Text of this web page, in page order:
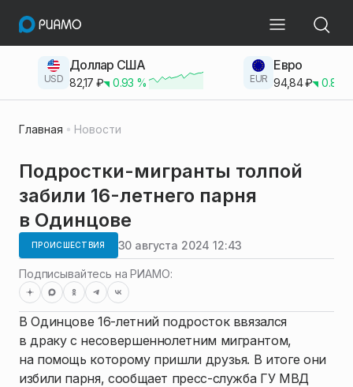
USD
Доллар США
82,17 ₽ 0.93 % EUR
Евро
94,84₽ 0.83
Главная Новости
Подростки-мигранты толпой
забили 16-летнего парня
в Одинцове
ПРОИСШЕСТВИЯ 30 августа 2024 12:43
Подписывайтесь на РИАМО:
В Одинцове 16-летний подросток ввязался
в драку с несовершеннолетним мигрантом,
на помощь которому пришли друзья. В итоге они
избили парня, сообщает пресс-служба ГУ МВД